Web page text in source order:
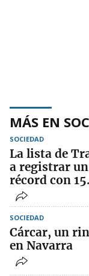
MÁS EN
SOCIEDAD
La lista de
a registrar
récord con
SOCIEDAD
Cárcar, un
en Navarra